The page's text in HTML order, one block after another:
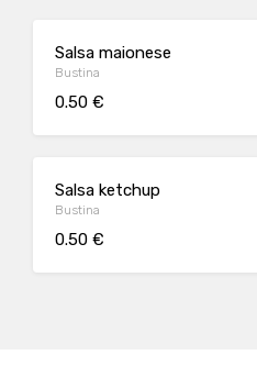
Salsa maionese
Bustina
0.50 €
Salsa ketchup
Bustina
0.50 €